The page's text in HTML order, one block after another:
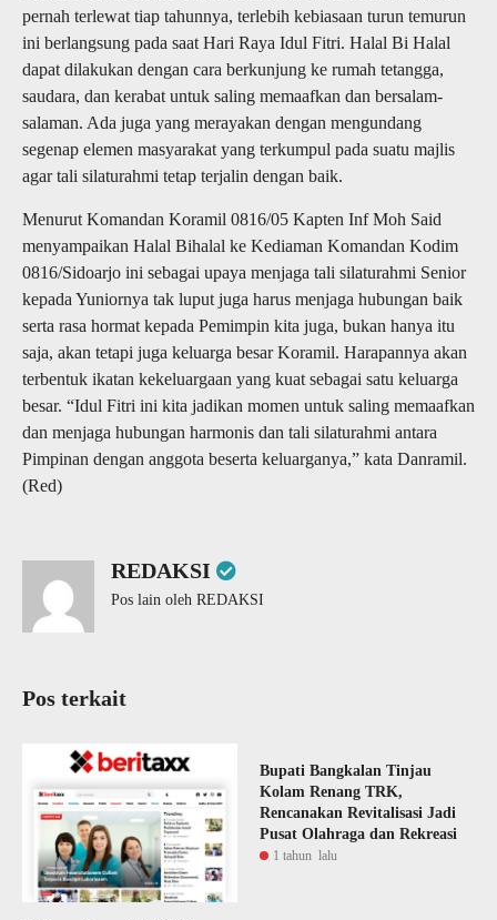
pernah terlewat tiap tahunnya, terlebih kebiasaan turun temurun
ini berlangsung pada saat Hari Raya Idul Fitri. Halal Bi Halal
dapat dilakukan dengan cara berkunjung ke rumah tetangga,
saudara, dan kerabat untuk saling memaafkan dan bersalam-
salaman. Ada juga yang merayakan dengan mengundang
segenap elemen masyarakat yang terkumpul pada suatu majlis
agar tali silaturahmi tetap terjalin dengan baik.
Menurut Komandan Koramil 0816/05 Kapten Inf Moh Said
menyampaikan Halal Bihalal ke Kediaman Komandan Kodim
0816/Sidoarjo ini sebagai upaya menjaga tali silaturahmi Senior
kepada Yuniornya tak luput juga harus menjaga hubungan baik
serta rasa hormat kepada Pemimpin kita juga, bukan hanya itu
saja, akan tetapi juga keluarga besar Koramil. Harapannya akan
terbentuk ikatan kekeluargaan yang kuat sebagai satu keluarga
besar. “Idul Fitri ini kita jadikan momen untuk saling memaafkan
dan menjaga hubungan harmonis dan tali silaturahmi antara
Pimpinan dengan anggota beserta keluarganya,” kata Danramil.
(Red)
REDAKSI
Pos lain oleh REDAKSI
Pos terkait
Bupati Bangkalan Tinjau
Kolam Renang TRK,
Rencanakan Revitalisasi Jadi
Pusat Olahraga dan Rekreasi
1 tahun lalu